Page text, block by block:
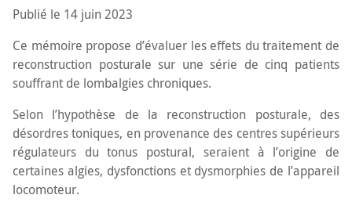
VOCATION
COLLÈGE
DOCUMENTATION
QUESTIONS
DIVERSES
TROUVER
UN
PRATICIEN
Publié le 14 juin 2023
Ce mémoire propose d’évaluer les effets du traitement de
reconstruction posturale sur une série de cinq patients
souffrant de lombalgies chroniques.
Selon l’hypothèse de la reconstruction posturale, des
désordres toniques, en provenance des centres supérieurs
régulateurs du tonus postural, seraient à l’origine de
certaines algies, dysfonctions et dysmorphies de l’appareil
locomoteur.